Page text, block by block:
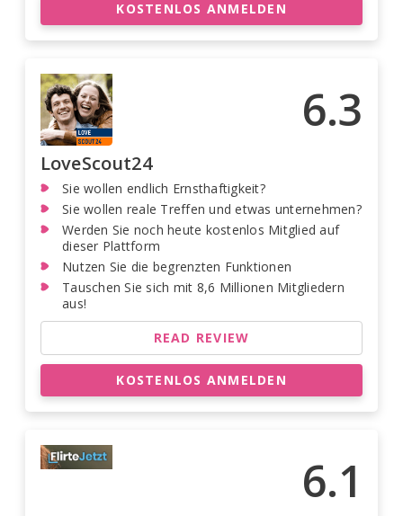
KOSTENLOS ANMELDEN
6.3
LoveScout24
Sie wollen endlich Ernsthaftigkeit?
Sie wollen reale Treffen und etwas unternehmen?
Werden Sie noch heute kostenlos Mitglied auf
dieser Plattform
Nutzen Sie die begrenzten Funktionen
Tauschen Sie sich mit 8,6 Millionen Mitgliedern
aus!
READ REVIEW
KOSTENLOS ANMELDEN
6.1